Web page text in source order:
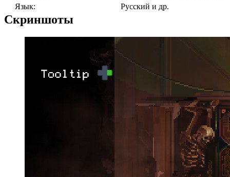
Язык:
Русский и др.
Скриншоты